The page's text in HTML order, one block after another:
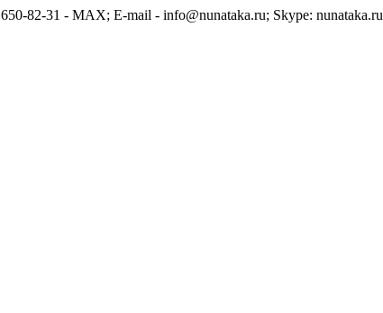
82-31 - MAX; E-mail - info@nunataka.ru; Skype: nunataka.ru